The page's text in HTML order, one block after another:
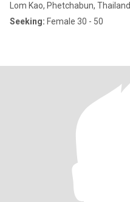
Lom Kao, Phetchabun, Thailand
Seeking: Female 30 - 50